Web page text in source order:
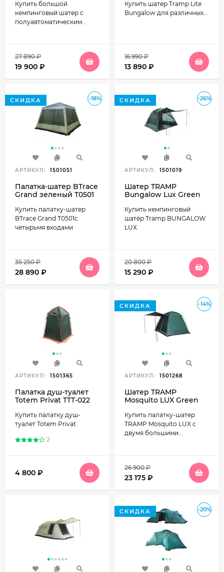
059S
Купить большой
кемпинговый шатер с
полуавтоматическим...
27 890₽
19 900 ₽
Купить шатер Tramp Lite
Bungalow для различных...
16 990₽
13 890 ₽
-18%
СКИДКА
АРТИКУЛ: 1501051
Палатка-шатер BTrace
Grand зеленый T0501
Купить палатку-шатер
BTrace Grand T0501с
четырьмя входами
35 250₽
28 890 ₽
-26%
СКИДКА
АРТИКУЛ: 1501019
Шатер TRAMP
Bungalow Lux Green
Купить кемпинговый
шатёр Tramp BUNGALOW
LUX
20 800₽
15 290 ₽
АРТИКУЛ: 1501365
Палатка душ-туалет
Totem Privat TTT-022
Купить палатку душ-
туалет Totem Privat
2
4 800 ₽
-14%
СКИДКА
АРТИКУЛ: 1501268
Шатер TRAMP
Mosquito LUX Green
Купить палатку-шатер
TRAMP Mosquito LUX с
двумя большими...
26 900₽
23 175 ₽
-20%
СКИДКА